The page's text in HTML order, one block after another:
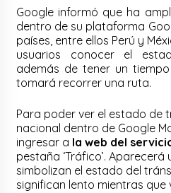
Google informó que ha
dentro de su plataforma
países, entre ellos Perú y
usuarios conocer el
además de tener un
tomará recorrer una ruta.
Para poder ver el estado de
nacional dentro de Google
ingresar a la web del
pestaña ‘Tráfico’.
simbolizan el estado del
significan lento mientras que